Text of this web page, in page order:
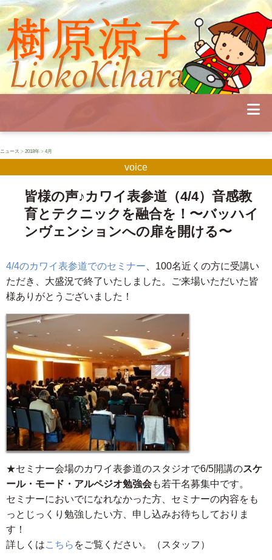
Profile
Concert
Seminar
Diary
Contact
School
ニュース > 2018年 > 4月
voice
皆様の声♪カワイ表参道（4/4）音感教
育とテクニックを融合を！〜バッハイ
ンヴェンションへの扉を開ける〜
4/4のカワイ表参道でのセミナー 、100名近くの方に受講い
ただき、大盛況で終了いたしました。ご来場いただいた皆
様ありがとうございました！
★セミナー会場のカワイ表参道のスタジオで6/5開講のスケ
ール・モード・アルペジオ勉強会も若干名募集中です。
セミナーにおいでになれなかった方、セミナーの内容をも
っとじっくり勉強したい方、申し込みお待ちしておりま
す！
詳しくはこちら をご覧ください。（スタッフ）